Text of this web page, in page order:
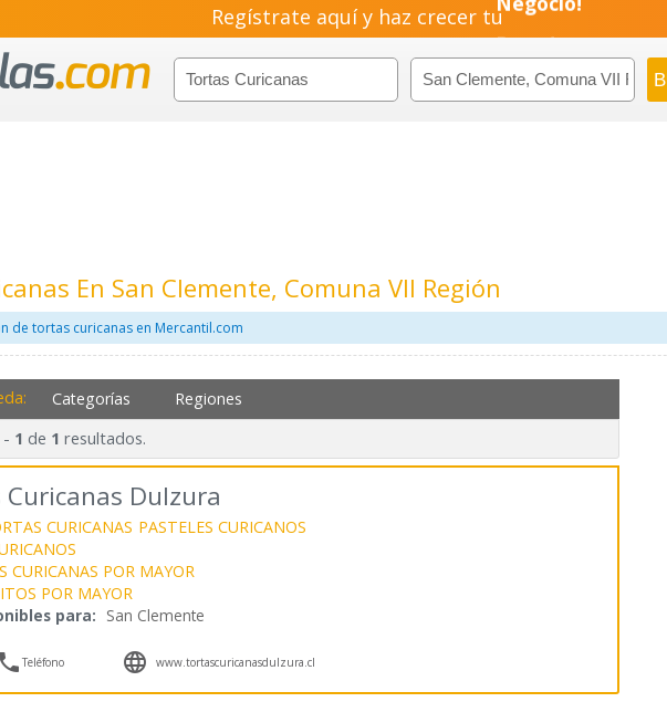
Regístrate aquí y haz crecer tuPyme!
Emprendimiento!
En San Clemente, Comuna VII Región
de tortas curicanas en Mercantil.com
Categorías Regiones
- 1 de 1 resultados.
Dulzura
CURICANAS PASTELES CURICANOS
CURICANAS POR MAYOR
POR MAYOR
para: San Clemente
Teléfono  www.tortascuricanasdulzura.cl